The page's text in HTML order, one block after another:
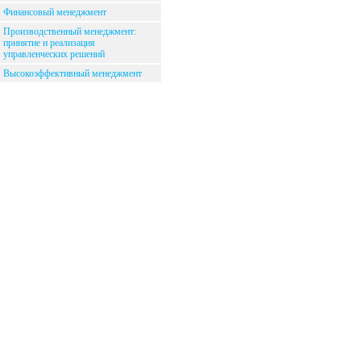
Финансовый менеджмент
Производственный менеджмент:
принятие и реализация
управленческих решений
Высокоэффективный менеджмент